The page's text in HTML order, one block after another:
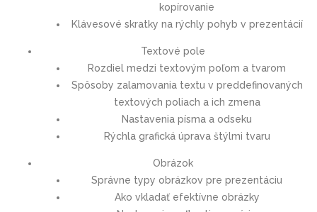
kopírovanie
Klávesové skratky na rýchly pohyb v prezentácií
Textové pole
Rozdiel medzi textovým poľom a tvarom
Spôsoby zalamovania textu v preddefinovaných
textových poliach a ich zmena
Nastavenia písma a odseku
Rýchla grafická úprava štýlmi tvaru
Obrázok
Správne typy obrázkov pre prezentáciu
Ako vkladať efektívne obrázky